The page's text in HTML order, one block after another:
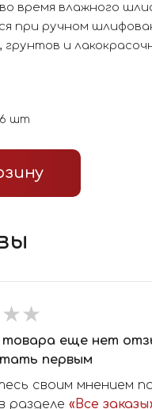
время влажного
при ручном
грунтов и
шт
★★
★★
товара еще нет
первым
своим мнением
разделе «Все